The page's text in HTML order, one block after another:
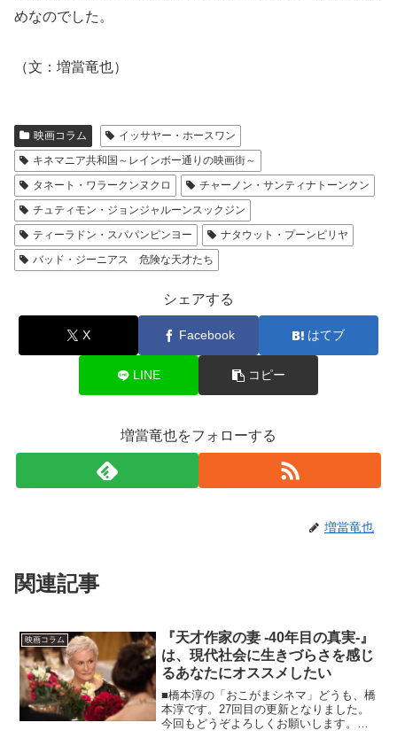
めなのでした。
（文：増當竜也）
映画コラム
イッサヤー・ホースワン
キネマニア共和国～レインボー通りの映画街～
タネート・ワラークンヌクロ
チャーノン・サンティナトーンクン
チュティモン・ジョンジャルーンスックジン
ティーラドン・スパパンピンヨー
ナタウット・プーンピリヤ
バッド・ジーニアス 危険な天才たち
シェアする
X Facebook はてブ
LINE コピー
増當竜也をフォローする
増當竜也
関連記事
映画コラム
『天才作家の妻 -40年目の真実-』
は、現代社会に生きづらさを感じ
るあなたにオススメしたい
■橋本淳の「おこがまシネマ」どうも、橋
本淳です。27回目の更新となりました。
今回もどうぞよろしくお願いします。大